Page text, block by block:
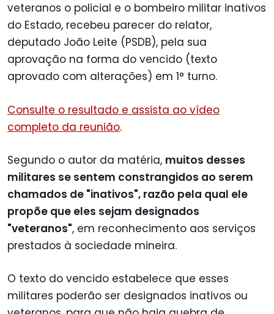
veteranos o policial e o bombeiro militar inativos
do Estado, recebeu parecer do relator,
deputado João Leite (PSDB), pela sua
aprovação na forma do vencido (texto
aprovado com alterações) em 1° turno.
Consulte o resultado e assista ao vídeo
completo da reunião.
Segundo o autor da matéria, muitos desses
militares se sentem constrangidos ao serem
chamados de "inativos", razão pela qual ele
propõe que eles sejam designados
"veteranos", em reconhecimento aos serviços
prestados à sociedade mineira.
O texto do vencido estabelece que esses
militares poderão ser designados inativos ou